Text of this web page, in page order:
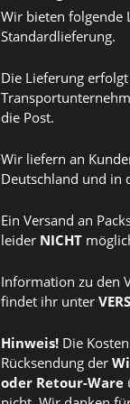
Wir bieten folgende
Standardlieferung.
Die Lieferung
die Post.
Wir liefern an
Deutschland und in
Ein Versand an
leider NICHT
Information zu den
findet ihr unter
Hinweis! Die
Rücksendung der
oder Retour-Ware